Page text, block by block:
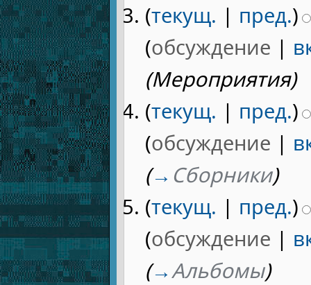
(текущ. | пред.)
(обсуждение |
(Мероприятия)
(текущ. | пред.)
(обсуждение |
(→ Сборники)
(текущ. | пред.)
(обсуждение |
(→Альбомы)